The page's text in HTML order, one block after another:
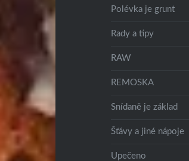
Polévka je grunt
Rady a tipy
RAW
REMOSKA
Snídaně je základ
Šťávy a jiné nápoje
Upečeno